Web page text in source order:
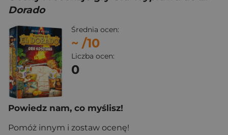
Dorado
Średnia ocen:
~ /10
Liczba ocen:
0
Powiedz nam, co myślisz!
Pomóż innym i zostaw ocenę!